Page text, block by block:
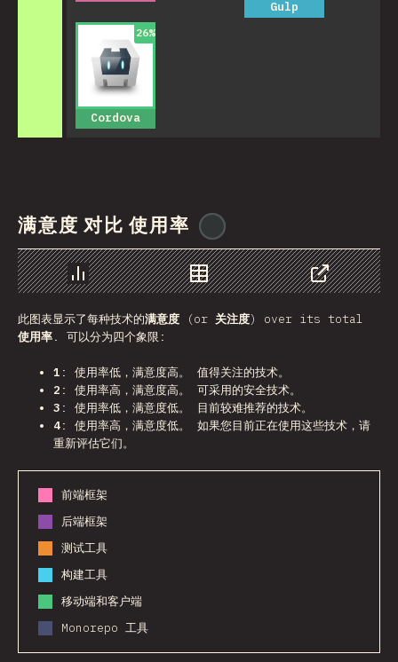
Gulp
26%
Cordova
满意度 对比 使用率
图表 数据
分享
此图表显示了每种技术的满意度 (or 关注度) over its total
使用率. 可以分为四个象限:
1 : 使用率低，满意度高。 值得关注的技术。
2 : 使用率高，满意度高。 可采用的安全技术。
3 : 使用率低，满意度低。 目前较难推荐的技术。
4: 使用率高，满意度低。 如果您目前正在使用这些技术，请
重新评估它们。
前端框架
后端框架
测试工具
构建工具
移动端和客户端
Monorepo 工具